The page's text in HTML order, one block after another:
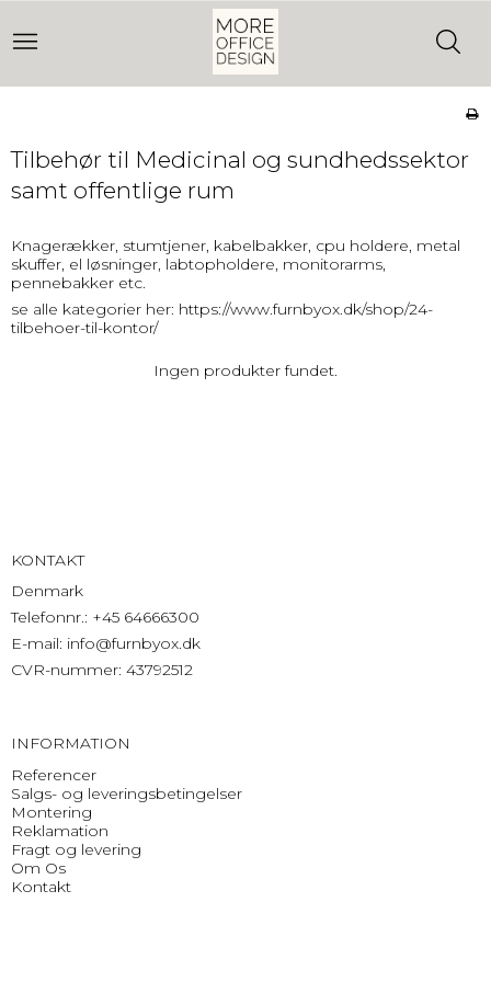
Tilbehør til Medicinal og sundhedssektor
samt offentlige rum
Knagerækker, stumtjener, kabelbakker, cpu holdere, metal
skuffer, el løsninger, labtopholdere, monitorarms,
pennebakker etc.
se alle kategorier her: https://www.furnbyox.dk/shop/24-
tilbehoer-til-kontor/
Ingen produkter fundet.
KONTAKT
Denmark
Telefonnr.: +45 64666300
E-mail: info@furnbyox.dk
CVR-nummer: 43792512
INFORMATION
Referencer
Salgs- og leveringsbetingelser
Montering
Reklamation
Fragt og levering
Om Os
Kontakt